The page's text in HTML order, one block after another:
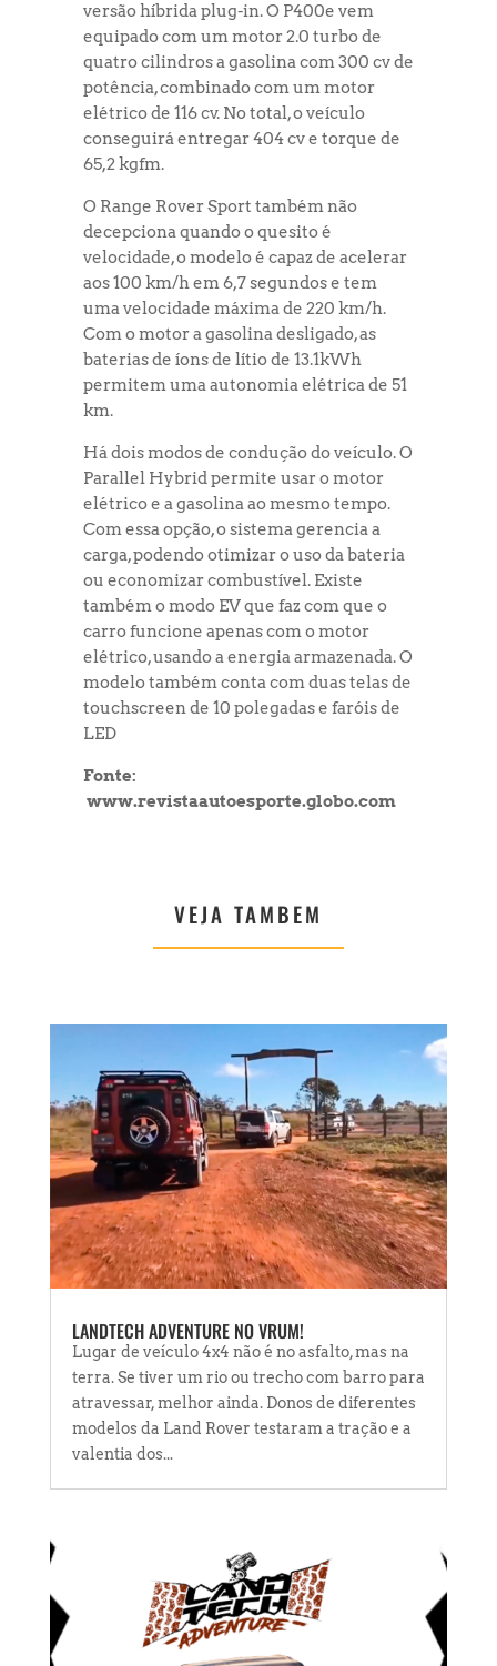
versão híbrida plug-in. O P400e vem
equipado com um motor 2.0 turbo de
quatro cilindros a gasolina com 300 cv de
potência, combinado com um motor
elétrico de 116 cv. No total, o veículo
conseguirá entregar 404 cv e torque de
65,2 kgfm.
O Range Rover Sport também não
decepciona quando o quesito é
velocidade, o modelo é capaz de acelerar
aos 100 km/h em 6,7 segundos e tem
uma velocidade máxima de 220 km/h.
Com o motor a gasolina desligado, as
baterias de íons de lítio de 13.1kWh
permitem uma autonomia elétrica de 51
km.
Há dois modos de condução do veículo. O
Parallel Hybrid permite usar o motor
elétrico e a gasolina ao mesmo tempo.
Com essa opção, o sistema gerencia a
carga, podendo otimizar o uso da bateria
ou economizar combustível. Existe
também o modo EV que faz com que o
carro funcione apenas com o motor
elétrico, usando a energia armazenada. O
modelo também conta com duas telas de
touchscreen de 10 polegadas e faróis de
LED
Fonte:
www.revistaautoesporte.globo.com
VEJA TAMBEM
LANDTECH ADVENTURE NO VRUM!
Lugar de veículo 4x4 não é no asfalto, mas na
terra. Se tiver um rio ou trecho com barro para
atravessar, melhor ainda. Donos de diferentes
modelos da Land Rover testaram a tração e a
valentia dos...